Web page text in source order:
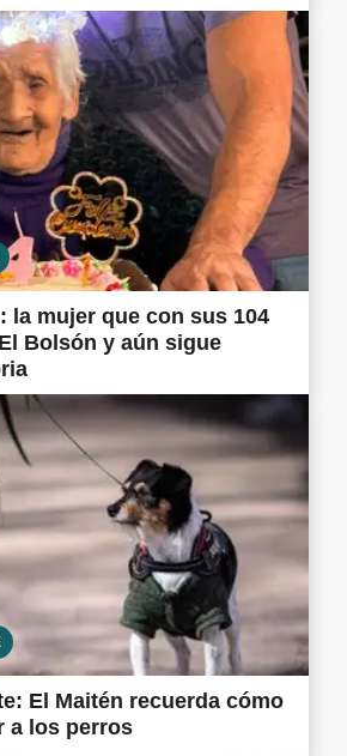
la mujer que con sus 104
Bolsón y aún sigue
El Maitén recuerda cómo
a los perros